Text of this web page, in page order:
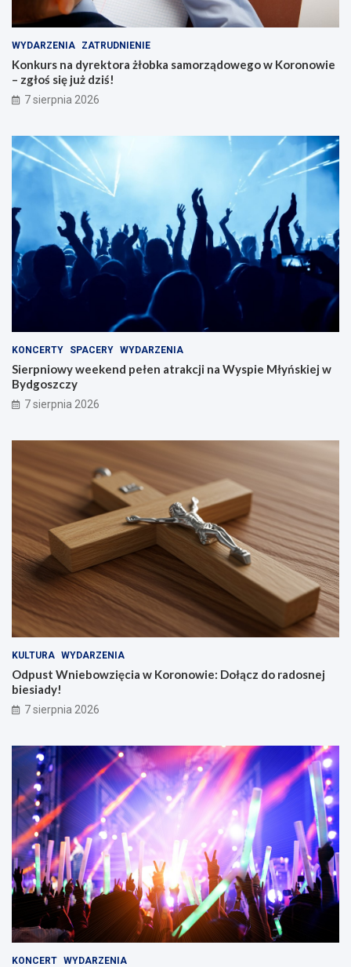
WYDARZENIA ZATRUDNIENIE
Konkurs na dyrektora żłobka samorządowego w Koronowie
– zgłoś się już dziś!
7 sierpnia 2026
KONCERTY SPACERY WYDARZENIA
Sierpniowy weekend pełen atrakcji na Wyspie Młyńskiej w
Bydgoszczy
7 sierpnia 2026
KULTURA WYDARZENIA
Odpust Wniebowzięcia w Koronowie: Dołącz do radosnej
biesiady!
7 sierpnia 2026
KONCERT WYDARZENIA